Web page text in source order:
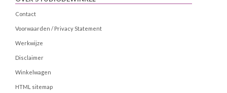
Contact
Voorwaarden / Privacy Statement
Werkwijze
Disclaimer
Winkelwagen
HTML sitemap